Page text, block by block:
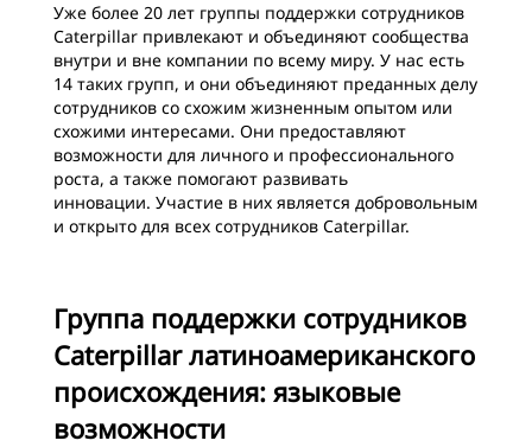
Уже более 20 лет группы поддержки сотрудников
Caterpillar привлекают и объединяют сообщества
внутри и вне компании по всему миру. У нас есть
14 таких групп, и они объединяют преданных делу
сотрудников со схожим жизненным опытом или
схожими интересами. Они предоставляют
возможности для личного и профессионального
роста, а также помогают развивать
инновации. Участие в них является добровольным
и открыто для всех сотрудников Caterpillar.
Группа поддержки сотрудников
Caterpillar латиноамериканского
происхождения: языковые
возможности